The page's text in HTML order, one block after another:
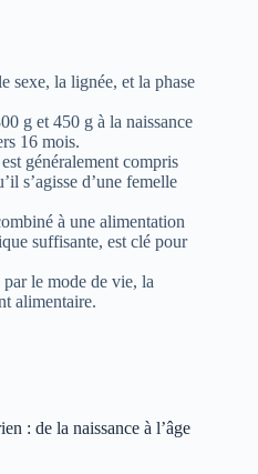
sexe, la lignée, et la phase
g et 450 g à la naissance
16 mois.
généralement compris
s’agisse d’une femelle
à une alimentation
suffisante, est clé pour
le mode de vie, la
alimentaire.
: de la naissance à l’âge